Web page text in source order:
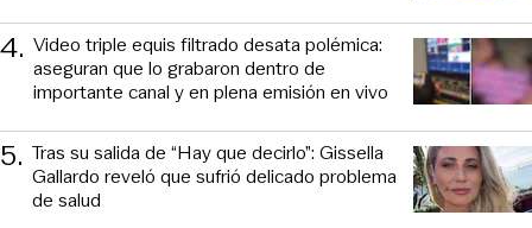
4. Video triple equis filtrado desata polémica:
aseguran que lo grabaron dentro de
importante canal y en plena emisión en vivo
5. Tras su salida de “Hay que decirlo”: Gissella
Gallardo reveló que sufrió delicado problema
de salud